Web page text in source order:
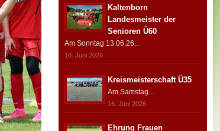
Kaltenborn
Landesmeister der
Senioren Ü60
Am Sonntag 13.06.26...
18. Juni 2026
Kreismeisterschaft Ü35
Am Samstag...
16. Juni 2026
Ehrung Frauen